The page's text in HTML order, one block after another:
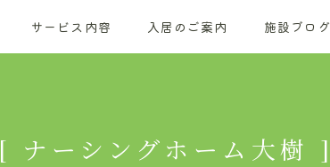
サービス内容 入居のご案内 施設ブログ
[ ナーシングホーム大樹 ]